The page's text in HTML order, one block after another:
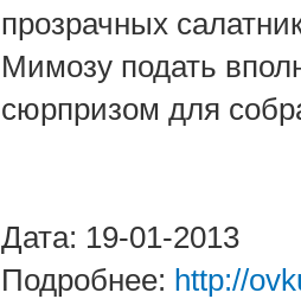
прозрачных
Мимозу подать
сюрпризом для
Дата: 19-01-2013
Подробнее: http://